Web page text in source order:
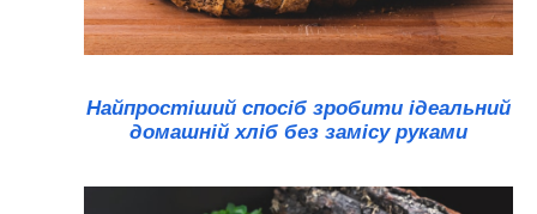
Найпростіший спосіб зробити ідеальний
домашній хліб без замісу руками